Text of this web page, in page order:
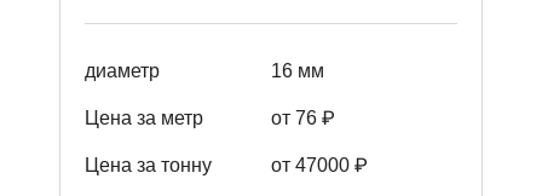
диаметр 16 мм
Цена за метр от 76 ₽
Цена за тонну от 47000 ₽